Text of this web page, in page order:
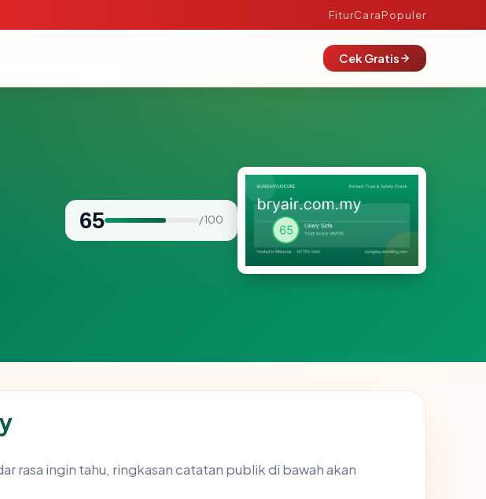
FiturCaraPopuler
Cek Gratis
65 / 100
rasa ingin tahu, ringkasan catatan publik di bawah akan